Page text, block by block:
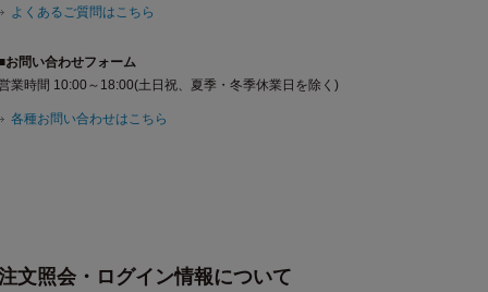
よくあるご質問はこちら
お問い合わせフォーム
業時間 10:00～18:00(土日祝、夏季・冬季休業日を除く)
各種お問い合わせはこちら
文照会・ログイン情報について